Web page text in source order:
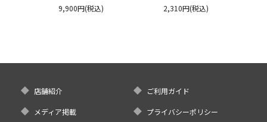
9,900円(税込) 2,310円(税込)
店舗紹介 ご利用ガイド
メディア掲載 プライバシーポリシー